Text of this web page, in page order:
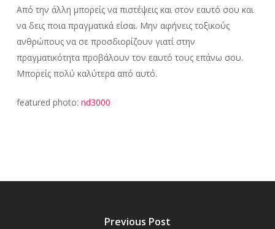
Από την άλλη μπορείς να πιστέψεις και στον εαυτό σου και
να δεις ποια πραγματικά είσαι. Μην αφήνεις τοξικούς
ανθρώπους να σε προσδιορίζουν γιατί στην
πραγματικότητα προβάλουν τον εαυτό τους επάνω σου.
Μπορείς πολύ καλύτερα από αυτό.
featured photo: nd3000
Previous Post